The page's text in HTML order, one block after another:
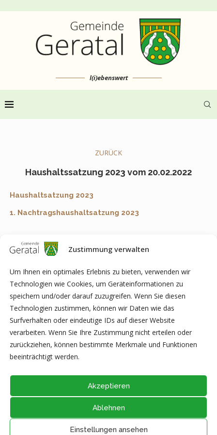
Zustimmung verwalten
Um Ihnen ein optimales Erlebnis zu bieten, verwenden wir
Technologien wie Cookies, um Geräteinformationen zu
speichern und/oder darauf zuzugreifen. Wenn Sie diesen
Technologien zustimmen, können wir Daten wie das
Surfverhalten oder eindeutige IDs auf dieser Website
verarbeiten. Wenn Sie Ihre Zustimmung nicht erteilen oder
zurückziehen, können bestimmte Merkmale und Funktionen
beeinträchtigt werden.
Akzeptieren
Ablehnen
Einstellungen ansehen
l(i)ebenswert
ZURÜCK
Haushaltssatzung 2023 vom 20.02.2022
Haushaltsatzung 2023
1. Nachtragshaushaltsatzung 2023
Anmerkung:Je nach Software auf Ihrem Computer kann es
Ausdrucken von PDF-Dokumenten kommen. In diesem Fall
speichern Sie bitte die Datei direkt auf Ihrem Computer ab (z.B.
auf dem Desktop) und öffnen diese anschließend mit der
aktuellen Version von Adobe Acrobat Reader (kostenfreie
Software zur Anzeige von PDF-Dokumenten) oder eines der
hier gelisteten Programme (Liste unvollständig).
@2026 - Alle Rechte vorbehalten durchGemeinde Geratal
DATENSCHUTZ|Thüringer Transparenzportal